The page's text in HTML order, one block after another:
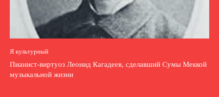
Я культурный
Пианист-виртуоз Леонид Кагадеев, сделавший Сумы Меккой
музыкальной жизни